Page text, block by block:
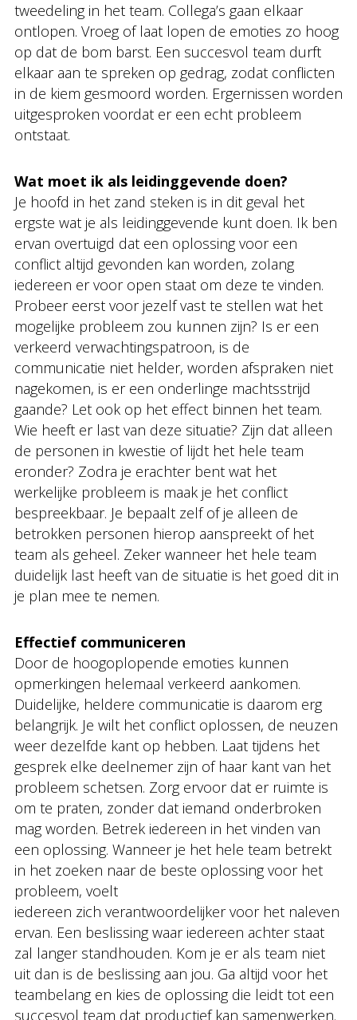
tweedeling in het team. Collega’s gaan elkaar
ontlopen. Vroeg of laat lopen de emoties zo hoog
op dat de bom barst. Een succesvol team durft
elkaar aan te spreken op gedrag, zodat conflicten
in de kiem gesmoord worden. Ergernissen worden
uitgesproken voordat er een echt probleem
ontstaat.
Wat moet ik als leidinggevende doen?
Je hoofd in het zand steken is in dit geval het
ergste wat je als leidinggevende kunt doen. Ik ben
ervan overtuigd dat een oplossing voor een
conflict altijd gevonden kan worden, zolang
iedereen er voor open staat om deze te vinden.
Probeer eerst voor jezelf vast te stellen wat het
mogelijke probleem zou kunnen zijn? Is er een
verkeerd verwachtingspatroon, is de
communicatie niet helder, worden afspraken niet
nagekomen, is er een onderlinge machtsstrijd
gaande? Let ook op het effect binnen het team.
Wie heeft er last van deze situatie? Zijn dat alleen
de personen in kwestie of lijdt het hele team
eronder? Zodra je erachter bent wat het
werkelijke probleem is maak je het conflict
bespreekbaar. Je bepaalt zelf of je alleen de
betrokken personen hierop aanspreekt of het
team als geheel. Zeker wanneer het hele team
duidelijk last heeft van de situatie is het goed dit in
je plan mee te nemen.
Effectief communiceren
Door de hoogoplopende emoties kunnen
opmerkingen helemaal verkeerd aankomen.
Duidelijke, heldere communicatie is daarom erg
belangrijk. Je wilt het conflict oplossen, de neuzen
weer dezelfde kant op hebben. Laat tijdens het
gesprek elke deelnemer zijn of haar kant van het
probleem schetsen. Zorg ervoor dat er ruimte is
om te praten, zonder dat iemand onderbroken
mag worden. Betrek iedereen in het vinden van
een oplossing. Wanneer je het hele team betrekt
in het zoeken naar de beste oplossing voor het
probleem, voelt
iedereen zich verantwoordelijker voor het naleven
ervan. Een beslissing waar iedereen achter staat
zal langer standhouden. Kom je er als team niet
uit dan is de beslissing aan jou. Ga altijd voor het
teambelang en kies de oplossing die leidt tot een
succesvol team dat productief kan samenwerken.